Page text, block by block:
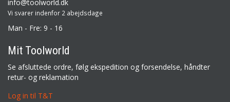
info@toolworld.dk
Vi svarer indenfor 2 abejdsdage
Man - Fre: 9 - 16
Mit Toolworld
Se afsluttede ordre, følg ekspedition og forsendelse, håndter
retur- og reklamation
Log in til T&T